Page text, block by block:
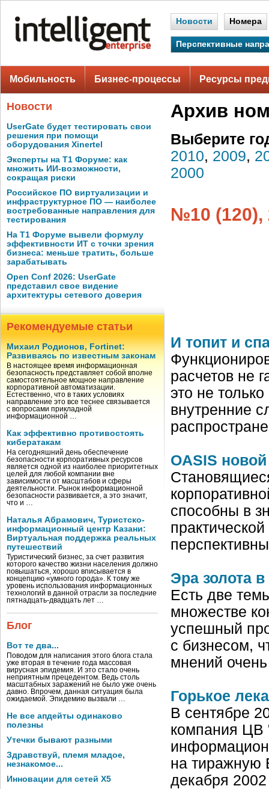
Новости Номера
Перспективные
Мобильность Бизнес-процессы Ресурсы
Новости
UserGate будет тестировать свои
решения при помощи
оборудования Xinertel
Эксперты на Т1 Форуме: как
множить ИИ-возможности,
сокращая риски
Российское ПО виртуализации и
инфраструктурное ПО — наиболее
востребованные направления для
тестирования
На Т1 Форуме вывели формулу
эффективности ИТ с точки зрения
бизнеса: меньше тратить, больше
зарабатывать
Open Conf 2026: UserGate
представил свое видение
архитектуры сетевого доверия
Рекомендуемые статьи
Михаил Родионов, Fortinet:
Развиваясь по известным законам
В настоящее время информационная
безопасность представляет собой вполне
самостоятельное мощное направление
корпоративной автоматизации.
Естественно, что в таких условиях
направление это все теснее связывается
с вопросами прикладной
информационной …
Как эффективно противостоять
кибератакам
На сегодняшний день обеспечение
безопасности корпоративных ресурсов
является одной из наиболее приоритетных
целей для любой компании вне
зависимости от масштабов и сферы
деятельности. Рынок информационной
безопасности развивается, а это значит,
что и …
Наталья Абрамович, Туристско-
информационный центр Казани:
Виртуальная поддержка реальных
путешествий
Туристический бизнес, за счет развития
которого качество жизни населения должно
повышаться, хорошо вписывается в
концепцию «умного города». К тому же
уровень использования информационных
технологий в данной отрасли за последние
пятнадцать-двадцать лет …
Блог
Вот те два...
Поводом для написания этого блога стала
уже вторая в течение года массовая
вирусная эпидемия. И это стало очень
неприятным прецедентом. Ведь столь
масштабных заражений не было уже очень
давно. Впрочем, данная ситуация была
ожидаемой. Эпидемию вызвали …
Не все апдейты одинаково
полезны
Утечки бывают разными
Здравствуй, племя младое,
незнакомое...
Инновации для сетей X5
Архив
Выберите
2010, 2009,
2000
№10 (120),
И топит и
расчетов не
это не
внутренние
OASIS
способны в
Эра золота
Есть две
множестве
успешный
с бизнесом,
мнений
Горькое
В сентябре
компания ЦВ
на тиражную
декабря